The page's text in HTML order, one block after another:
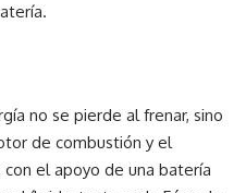
no se pierde al frenar, sino
de combustión y el
el apoyo de una batería